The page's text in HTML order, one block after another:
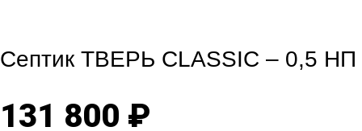
Септик ТВЕРЬ CLASSIC – 0,5 НП
131 800 ₽